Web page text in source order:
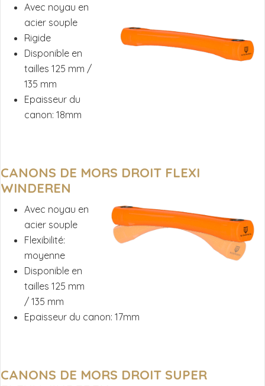
Avec noyau en
acier souple
Rigide
Disponible en
tailles 125 mm /
135 mm
Epaisseur du
canon: 18mm
CANONS DE MORS DROIT FLEXI
WINDEREN
Avec noyau en
acier souple
Flexibilité:
moyenne
Disponible en
tailles 125 mm
/ 135 mm
Epaisseur du canon: 17mm
CANONS DE MORS DROIT SUPER